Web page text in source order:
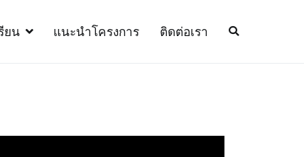
ยน แนะนำโครงการ ติดต่อเรา